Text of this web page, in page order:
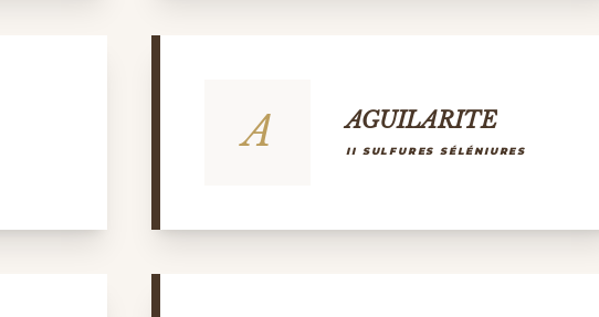
A AGUILARITE
II SULFURES SÉLÉNIURES